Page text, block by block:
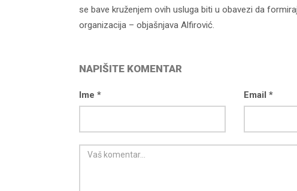
se bave kruženjem ovih usluga biti u obavezi da
organizacija – objašnjava Alfirović.
NAPIŠITE KOMENTAR
Ime * Email *